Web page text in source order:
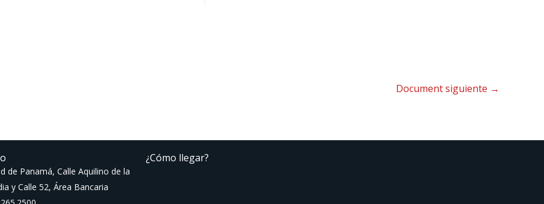
Document siguiente →
de Panamá, Calle Aquilino de la
y Calle 52, Área Bancaria
¿Cómo llegar?